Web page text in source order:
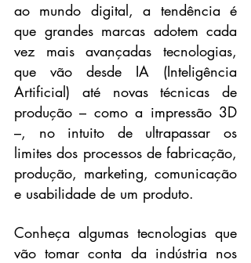
ao mundo digital, a tendência é
que grandes marcas adotem cada
vez mais avançadas tecnologias,
que vão desde IA (Inteligência
Artificial) até novas técnicas de
produção – como a impressão 3D
–, no intuito de ultrapassar os
limites dos processos de fabricação,
produção, marketing, comunicação
e usabilidade de um produto.
Conheça algumas tecnologias que
vão tomar conta da indústria nos